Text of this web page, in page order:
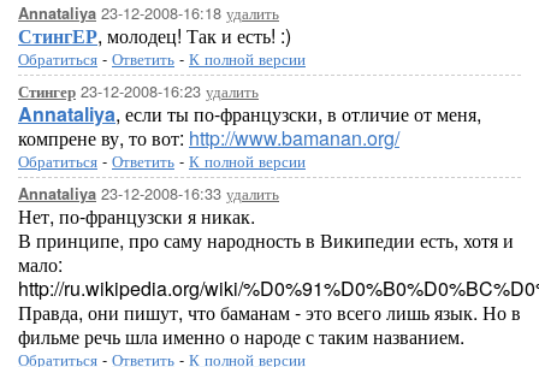
Annataliya 23-12-2008-16:18 удалить
СтингЕР, молодец! Так и есть! :)
Обратиться - Ответить - К полной версии
Стингер 23-12-2008-16:23 удалить
Annataliya, если ты по-французски, в отличие от меня,
компрене ву, то вот: http://www.bamanan.org/
Обратиться - Ответить - К полной версии
Annataliya 23-12-2008-16:33 удалить
Нет, по-французски я никак.
В принципе, про саму народность в Википедии есть, хотя и
мало:
http://ru.wikipedia.org/wiki/
Правда, они пишут, что баманам - это всего лишь язык. Но в
фильме речь шла именно о народе с таким названием.
Обратиться - Ответить - К полной версии